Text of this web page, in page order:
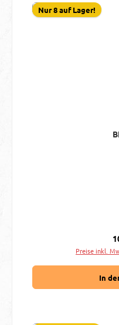
Nur 8 auf Lager!
Preise inkl.
In